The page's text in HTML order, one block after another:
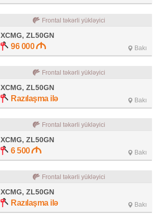
Frontal təkərli yükləyici
XCMG, ZL50GN
96 000 Bakı
Frontal təkərli yükləyici
XCMG, ZL50GN
Razılaşma ilə Bakı
Frontal təkərli yükləyici
XCMG, ZL50GN
6 500 Bakı
Frontal təkərli yükləyici
XCMG, ZL50GN
Razılaşma ilə Bakı